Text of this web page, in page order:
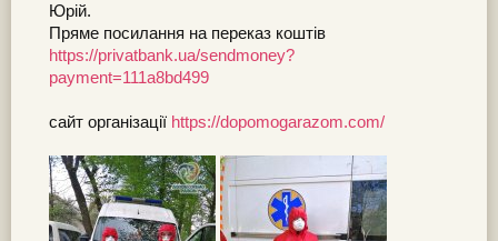
Юрій.
Пряме посилання на переказ коштів
https://privatbank.ua/sendmoney?
payment=111a8bd499
сайт організації https://dopomogarazom.com/